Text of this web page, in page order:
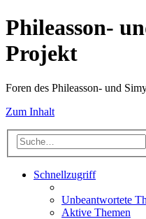
Phileasson-
Projekt
Foren des Phileasson- und
Zum Inhalt
Schnellzugriff
Unbeantwortete
Aktive Themen